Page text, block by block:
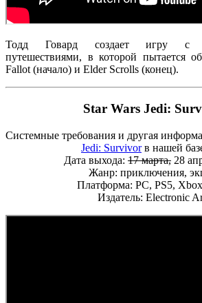
Тодд Говард создает игру с
путешествиями, в которой пытается
Fallot (начало) и Elder Scrolls (конец).
Star Wars Jedi:
Системные требования и другая
Jedi: Survivorв нашей
Дата выхода: 17 марта, 28
Жанр: приключения,
Платформа: PC, PS5,
Издатель: Electronic